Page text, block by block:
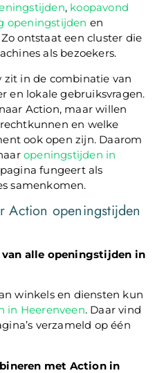
, koopavond
openingstijden en
Zo ontstaat een cluster die
als bezoekers.
zit in de combinatie van
en lokale gebruiksvragen.
Action, maar willen
en welke
ook open zijn. Daarom
openingstijden in
fungeert als
samenkomen.
Action openingstijden
alle openingstijden in
winkels en diensten kun
in Heerenveen. Daar vind
verzameld op één
met Action in